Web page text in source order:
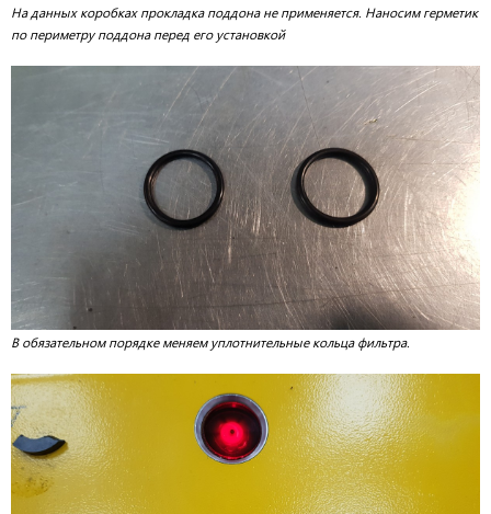
На данных коробках прокладка поддона не применяется. Наносим герметик
по периметру поддона перед его установкой
В обязательном порядке меняем уплотнительные кольца фильтра.